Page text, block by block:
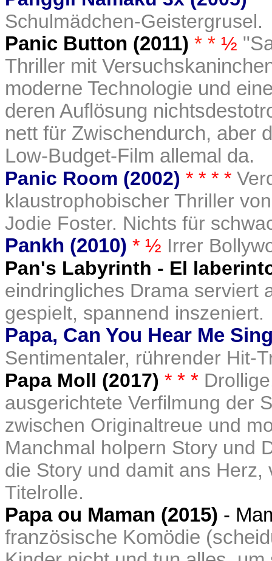
Schulmädchen-Geistergrusel.
Panic Button (2011) * * ½
Thriller mit
moderne Technologie und
deren Auflösung
nett für Zwischendurch, aber
Low-Budget-Film allemal da.
Panic Room (2002) * * * *
klaustrophobischer Thriller
Jodie Foster. Nichts für
Pankh (2010) * ½ Irrer
Pan's Labyrinth - El
eindringliches Drama serviert
gespielt, spannend inszeniert.
Papa, Can You Hear Me
Sentimentaler, rührender Hit-
Papa Moll (2017) * * *
ausgerichtete Verfilmung der
zwischen Originaltreue und
Manchmal holpern Story und
die Story und damit ans
Titelrolle.
Papa ou Maman (2015) -
französische Komödie